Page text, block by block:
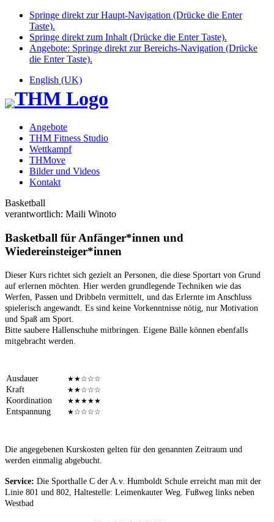
Springe direkt zur Haupt-Navigation (Drücke die Enter
Taste).
Springe direkt zum Inhalt (Drücke die Enter Taste).
Angebote: Springe direkt zur Bereichs-Navigation (Drücke
die Enter Taste).
English (UK)
Angebote
THM Fitness Studio
Wettkampf
THMove
Bilder und Videos
Kontakt
Basketball
verantwortlich: Maili Winoto
Basketball für Anfänger*innen und
Wiedereinsteiger*innen
Dieser Kurs richtet sich gezielt an Personen, die diese Sportart von Grund
auf erlernen möchten. Hier werden grundlegende Techniken wie das
Werfen, Passen und Dribbeln vermittelt, und das Erlernte im Anschluss
spielerisch angewandt. Es sind keine Vorkenntnisse nötig, nur Motivation
und Spaß am Sport.
Bitte saubere Hallenschuhe mitbringen. Eigene Bälle können ebenfalls
mitgebracht werden.
Ausdauer
Kraft
Koordination
Entspannung
★★☆☆☆
★★☆☆☆
★★★★★
★☆☆☆☆
Die angegebenen Kurskosten gelten für den genannten Zeitraum und
werden einmalig abgebucht.
Service: Die Sporthalle C der A.v. Humboldt Schule erreicht man mit der
Linie 801 und 802, Haltestelle: Leimenkauter Weg. Fußweg links neben
Westbad